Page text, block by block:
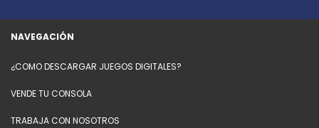
NAVEGACIÓN
¿COMO DESCARGAR JUEGOS DIGITALES?
VENDE TU CONSOLA
TRABAJA CON NOSOTROS